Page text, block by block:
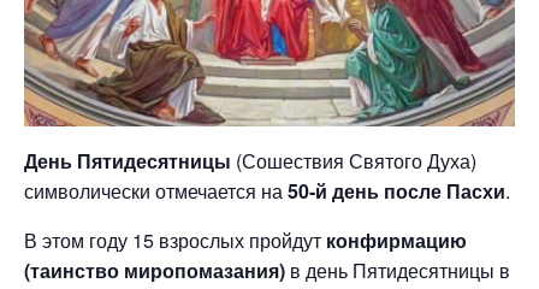
День Пятидесятницы (Сошествия Святого Духа)
символически отмечается на50-й день после Пасхи.
В этом году 15 взрослых пройдут конфирмацию
(таинство миропомазания) в день Пятидесятницы в